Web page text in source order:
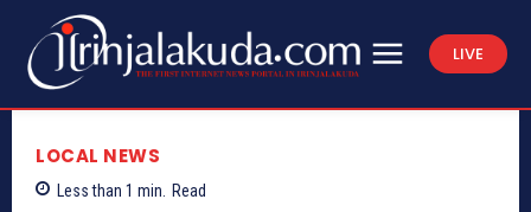
LIVE
LOCAL NEWS
Less than 1 min. Read